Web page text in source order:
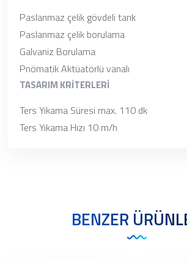
Paslanmaz çelik gövdeli tank
Paslanmaz çelik borulama
Galvaniz Borulama
Pnömatik Aktüatörlü vanalı
TASARIM KRİTERLERİ
Ters Yıkama Süresi max. 110 dk
Ters Yıkama Hızı 10 m/h
BENZER